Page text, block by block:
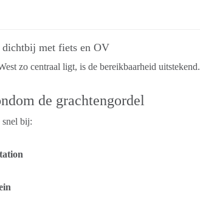
dichtbij met fiets en OV
zo centraal ligt, is de bereikbaarheid uitstekend.
de grachtengordel
snel bij: